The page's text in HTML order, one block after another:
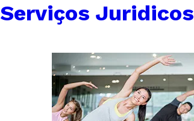
Serviços Juridicos